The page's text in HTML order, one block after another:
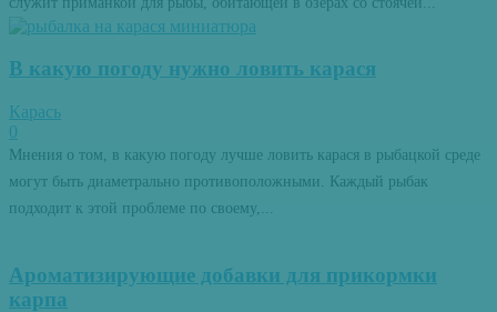
В какую погоду нужно ловить карася
Карась
0
Мнения о том, в какую погоду лучше ловить карася в рыбацкой среде
могут быть диаметрально противоположными. Каждый рыбак
подходит к этой проблеме по своему,...
Ароматизирующие добавки для прикормки
карпа